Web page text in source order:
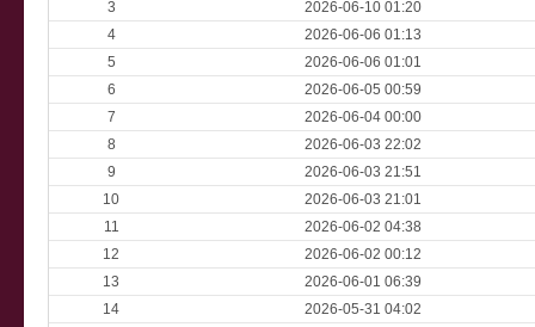
3
2026-06-10 01:20
4
2026-06-06 01:13
5
2026-06-06 01:01
6
2026-06-05 00:59
7
2026-06-04 00:00
8
2026-06-03 22:02
9
2026-06-03 21:51
10
2026-06-03 21:01
11
2026-06-02 04:38
12
2026-06-02 00:12
13
2026-06-01 06:39
14
2026-05-31 04:02